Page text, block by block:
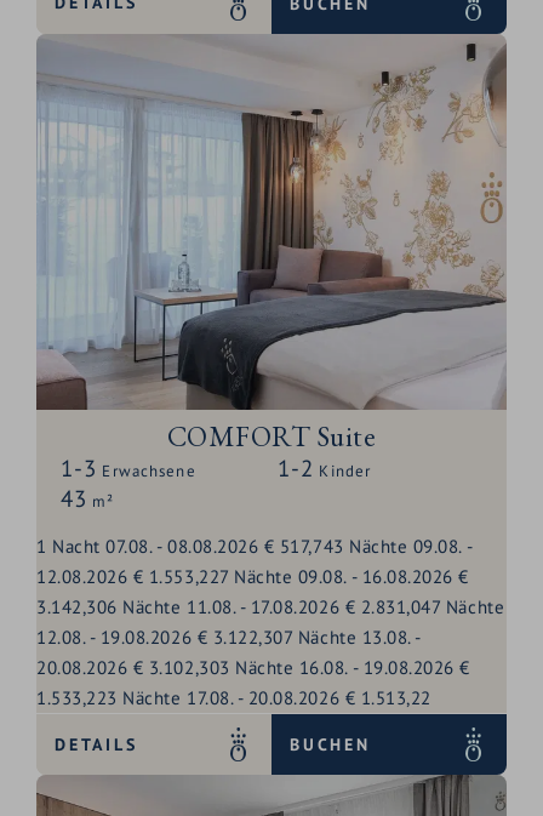
COMFORT Suite
1-3 Erwachsene 1-2 Kinder
43 m²
1 Nacht 07.08.- 08.08.2026 € 517,743 Nächte 09.08.-
12.08.2026 € 1.553,227 Nächte 09.08. - 16.08.2026 €
3.142,306 Nächte 11.08.- 17.08.2026 € 2.831,047 Nächte
12.08.- 19.08.2026 € 3.122,307 Nächte 13.08.-
20.08.2026 € 3.102,303 Nächte 16.08. - 19.08.2026 €
1.533,223 Nächte 17.08.- 20.08.2026 € 1.513,22
DETAILS BUCHEN